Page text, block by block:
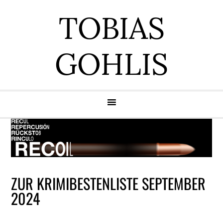
TOBIAS
GOHLIS
ZUR KRIMIBESTENLISTE SEPTEMBER
2024